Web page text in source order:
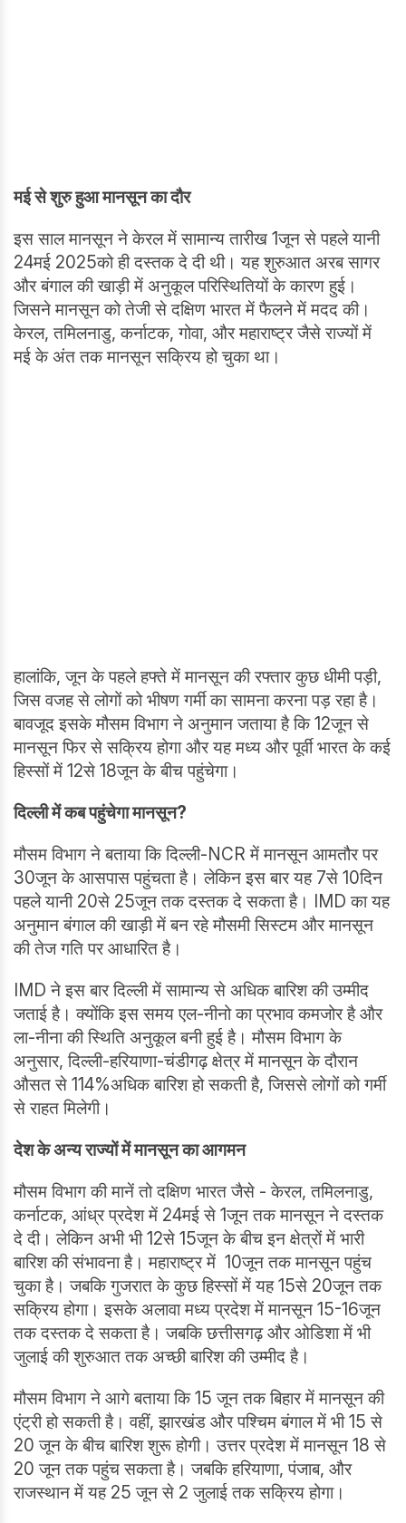
मई से शुरु हुआ मानसून का दौर
इस साल मानसून ने केरल में सामान्य तारीख 1जून से पहले यानी
24मई 2025को ही दस्तक दे दी थी। यह शुरुआत अरब सागर
और बंगाल की खाड़ी में अनुकूल परिस्थितियों के कारण हुई।
जिसने मानसून को तेजी से दक्षिण भारत में फैलने में मदद की।
केरल, तमिलनाडु, कर्नाटक, गोवा, और महाराष्ट्र जैसे राज्यों में
मई के अंत तक मानसून सक्रिय हो चुका था।
हालांकि, जून के पहले हफ्ते में मानसून की रफ्तार कुछ धीमी पड़ी,
जिस वजह से लोगों को भीषण गर्मी का सामना करना पड़ रहा है।
बावजूद इसके मौसम विभाग ने अनुमान जताया है कि 12जून से
मानसून फिर से सक्रिय होगा और यह मध्य और पूर्वी भारत के कई
हिस्सों में 12से 18जून के बीच पहुंचेगा।
दिल्ली में कब पहुंचेगा मानसून?
मौसम विभाग ने बताया कि दिल्ली-NCR में मानसून आमतौर पर
30जून के आसपास पहुंचता है। लेकिन इस बार यह 7से 10दिन
पहले यानी 20से 25जून तक दस्तक दे सकता है। IMD का यह
अनुमान बंगाल की खाड़ी में बन रहे मौसमी सिस्टम और मानसून
की तेज गति पर आधारित है।
IMD ने इस बार दिल्ली में सामान्य से अधिक बारिश की उम्मीद
जताई है। क्योंकि इस समय एल-नीनो का प्रभाव कमजोर है और
ला-नीना की स्थिति अनुकूल बनी हुई है। मौसम विभाग के
अनुसार, दिल्ली-हरियाणा-चंडीगढ़ क्षेत्र में मानसून के दौरान
औसत से 114%अधिक बारिश हो सकती है, जिससे लोगों को गर्मी
से राहत मिलेगी।
देश के अन्य राज्यों में मानसून का आगमन
मौसम विभाग की मानें तो दक्षिण भारत जैसे - केरल, तमिलनाडु,
कर्नाटक, आंध्र प्रदेश में 24मई से 1जून तक मानसून ने दस्तक
दे दी। लेकिन अभी भी 12से 15जून के बीच इन क्षेत्रों में भारी
बारिश की संभावना है। महाराष्ट्र में 10जून तक मानसून पहुंच
चुका है। जबकि गुजरात के कुछ हिस्सों में यह 15से 20जून तक
सक्रिय होगा। इसके अलावा मध्य प्रदेश में मानसून 15-16जून
तक दस्तक दे सकता है। जबकि छत्तीसगढ़ और ओडिशा में भी
जुलाई की शुरुआत तक अच्छी बारिश की उम्मीद है।
मौसम विभाग ने आगे बताया कि 15 जून तक बिहार में मानसून की
एंट्री हो सकती है। वहीं, झारखंड और पश्चिम बंगाल में भी 15 से
20 जून के बीच बारिश शुरू होगी। उत्तर प्रदेश में मानसून 18 से
20 जून तक पहुंच सकता है। जबकि हरियाणा, पंजाब, और
राजस्थान में यह 25 जून से 2 जुलाई तक सक्रिय होगा।